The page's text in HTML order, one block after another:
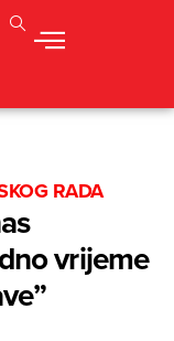
RADA
vrijeme